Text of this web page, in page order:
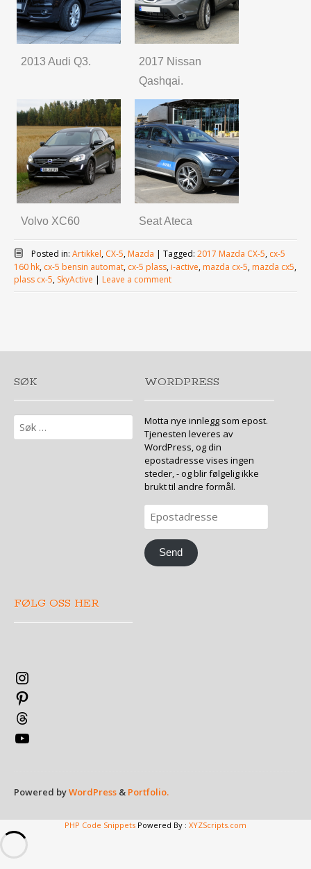
2013 Audi Q3.
2017 Nissan
Qashqai.
Volvo XC60 Seat Ateca
Posted in: Artikkel, CX-5, Mazda | Tagged: 2017 Mazda CX-5, cx-5
160 hk, cx-5 bensin automat, cx-5 plass, i-active, mazda cx-5, mazda cx5,
plass cx-5, SkyActive | Leave a comment
SØK
Søk
etter:
WORDPRESS
Motta nye innlegg som epost.
Tjenesten leveres av
WordPress, og din
epostadresse vises ingen
steder, - og blir følgelig ikke
brukt til andre formål.
Epostadresse
Send
FØLG OSS HER
Powered byWordPress & Portfolio.
PHP Code Snippets Powered By : XYZScripts.com